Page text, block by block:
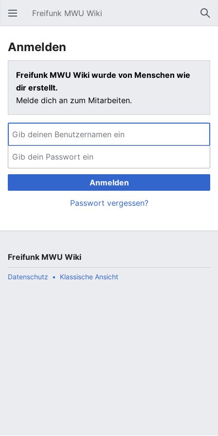
Hauptmenü öffnen Freifunk MWU Wiki
Anmelden
Freifunk MWU Wiki wurde von Menschen wie
dir erstellt.
Melde dich an zum Mitarbeiten.
Anmelden
Passwort vergessen?
Freifunk MWU Wiki
Datenschutz Klassische Ansicht